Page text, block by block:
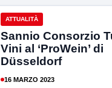
ATTUALITÀ
Sannio Consorzio
Vini al ‘ProWein’ di
Düsseldorf
16 MARZO 2023